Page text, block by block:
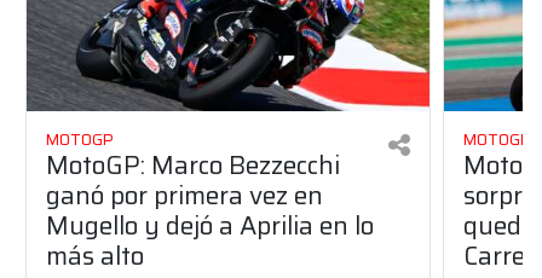
MOTOGP
MotoGP: Marco Bezzecchi
ganó por primera vez en
Mugello y dejó a Aprilia en lo
más alto
MOTOGP